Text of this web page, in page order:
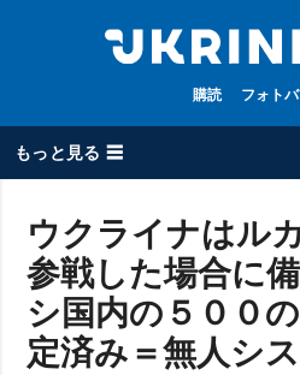
購読 フォト
もっと見る ☰
全てのトピック
戦争
被占領地
ウクライナはル
参戦した場合に
シ国内の５００
定済み＝無人シ